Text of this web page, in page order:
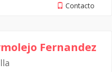
Contacto
Fernandez